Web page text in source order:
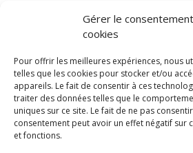
Gérer le
cookies
Pour offrir les meilleures expériences, nous
telles que les cookies pour stocker et/ou
appareils. Le fait de consentir à ces
traiter des données telles que le
uniques sur ce site. Le fait de ne pas
consentement peut avoir un effet négatif sur
et fonctions.
MASTER FOURGON F3500
135 CH
25 500€
25500 €